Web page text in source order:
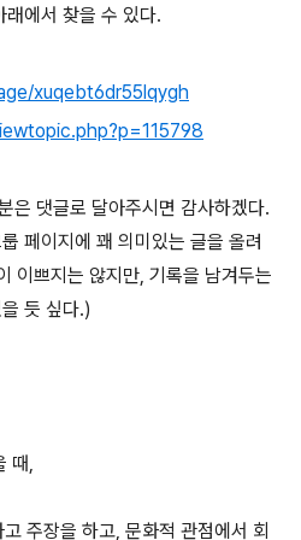
래에서 찾을 수 있다.
xuqebt6dr55lqygh
은 댓글로 달아주시면 감사하겠다.
페이지에 꽤 의미있는 글을 올려
이쁘지는 않지만, 기록을 남겨두는
듯 싶다.)
때,
주장을 하고, 문화적 관점에서 회